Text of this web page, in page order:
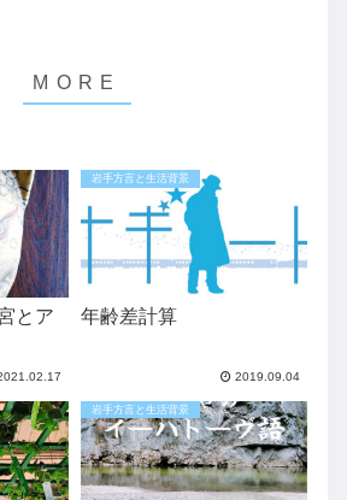
とア
岩手方言と生活背景
年齢差計算
2019.09.04
岩手方言と生活背景